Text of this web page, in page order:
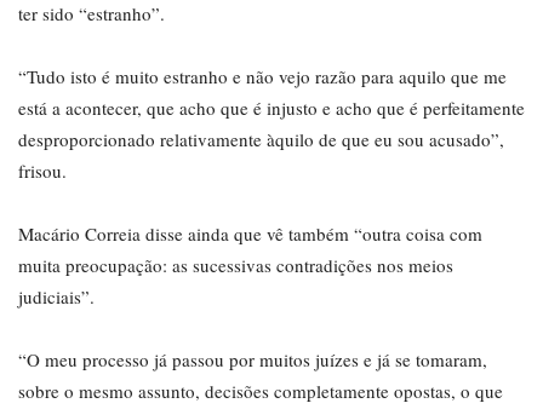
ter sido “estranho”.
“Tudo isto é muito estranho e não vejo razão para aquilo que me
está a acontecer, que acho que é injusto e acho que é perfeitamente
desproporcionado relativamente àquilo de que eu sou acusado”,
frisou.
Macário Correia disse ainda que vê também “outra coisa com
muita preocupação: as sucessivas contradições nos meios
judiciais”.
“O meu processo já passou por muitos juízes e já se tomaram,
sobre o mesmo assunto, decisões completamente opostas, o que